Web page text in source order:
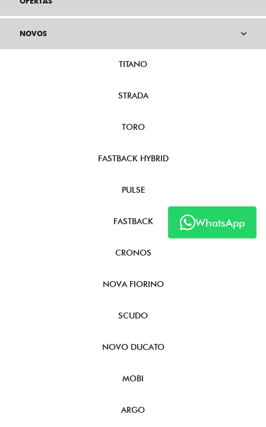
WhatsApp
NOVOS
TITANO
STRADA
TORO
FASTBACK HYBRID
PULSE
FASTBACK
CRONOS
NOVA FIORINO
SCUDO
NOVO DUCATO
MOBI
ARGO